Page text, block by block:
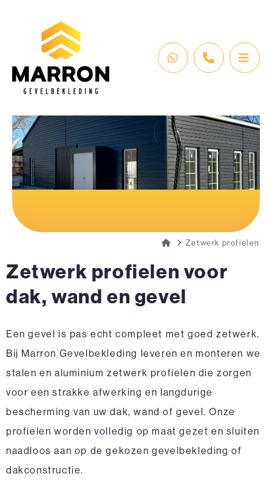
Zetwerk profielen
Zetwerk profielen voor
dak, wand en gevel
Een gevel is pas echt compleet met goed zetwerk.
Bij Marron Gevelbekleding leveren en monteren we
stalen en aluminium zetwerk profielen die zorgen
voor een strakke afwerking en langdurige
bescherming van uw dak, wand of gevel. Onze
profielen worden volledig op maat gezet en sluiten
naadloos aan op de gekozen gevelbekleding of
dakconstructie.